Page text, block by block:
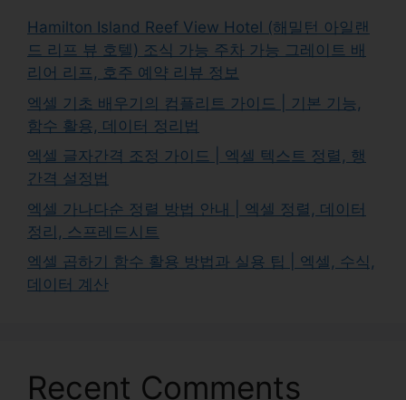
Hamilton Island Reef View Hotel (해밀턴 아일랜
드 리프 뷰 호텔) 조식 가능 주차 가능 그레이트 배
리어 리프, 호주 예약 리뷰 정보
엑셀 기초 배우기의 컴플리트 가이드 | 기본 기능,
함수 활용, 데이터 정리법
엑셀 글자간격 조정 가이드 | 엑셀 텍스트 정렬, 행
간격 설정법
엑셀 가나다순 정렬 방법 안내 | 엑셀 정렬, 데이터
정리, 스프레드시트
엑셀 곱하기 함수 활용 방법과 실용 팁 | 엑셀, 수식,
데이터 계산
Recent Comments